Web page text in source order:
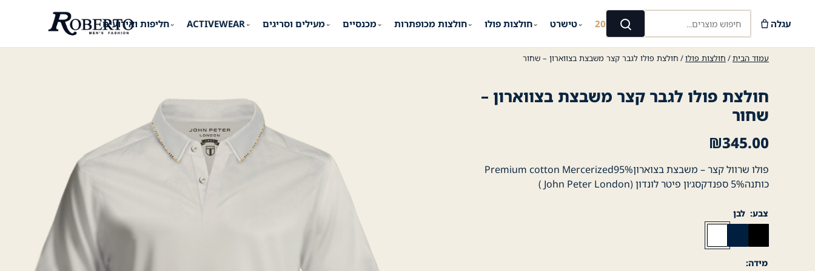
חליפות ואירועים⌄ ACTIVEWEAR ⌄ מעילים וסריגים⌄ מכנסיים⌄ חולצות מכופתרות⌄ חולצות פולו⌄ טישרט⌄ קיץ 2026 חיפוש מוצרים...
חיפוש עגלה
עמוד הבית/ חולצות פולו/ חולצת פולו לגבר קצר משבצת בצווארון – שחור
חולצת פולו לגבר קצר משבצת בצווארון –
שחור
₪345.00
פולו שרוול קצר – משבצת בצוארוןPremium cotton Mercerized95%
כותנה5% ספנדקסג׳ון פיטר לונדון (John Peter London )
צבע לבן
מידה